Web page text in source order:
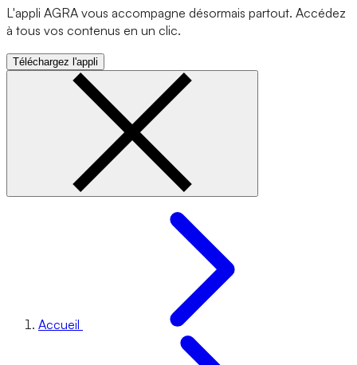
L'appli AGRA vous accompagne désormais partout. Accédez
à tous vos contenus en un clic.
Téléchargez l'appli
Accueil